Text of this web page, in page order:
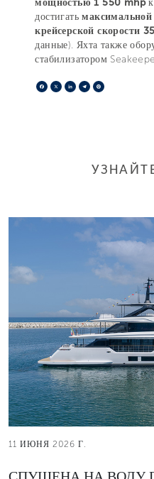
достигатьмаксимальной
крейсерской скорости
данные). Яхта также
стабилизатором
Facebook
X LinkedIn
Telegram
11 ИЮНЯ 2026 Г.